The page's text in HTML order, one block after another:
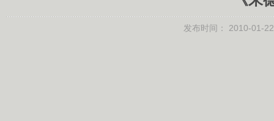
发布时间： 2010-01-